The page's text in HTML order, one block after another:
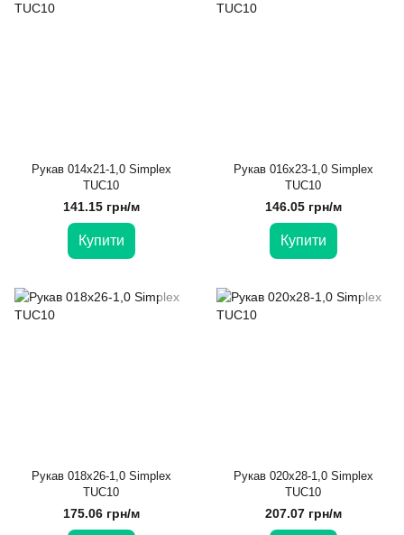
Рукав 014х21-1,0 Simplex
TUC10
141.15 грн/м
Купити
Рукав 016х23-1,0 Simplex
TUC10
146.05 грн/м
Купити
Рукав 018х26-1,0 Simplex
TUC10
175.06 грн/м
Рукав 020х28-1,0 Simplex
TUC10
207.07 грн/м